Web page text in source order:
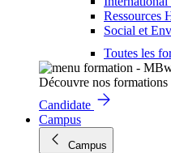
Ressources
Social et
Toutes les
Découvre nos formations
Candidate
Campus
Campus